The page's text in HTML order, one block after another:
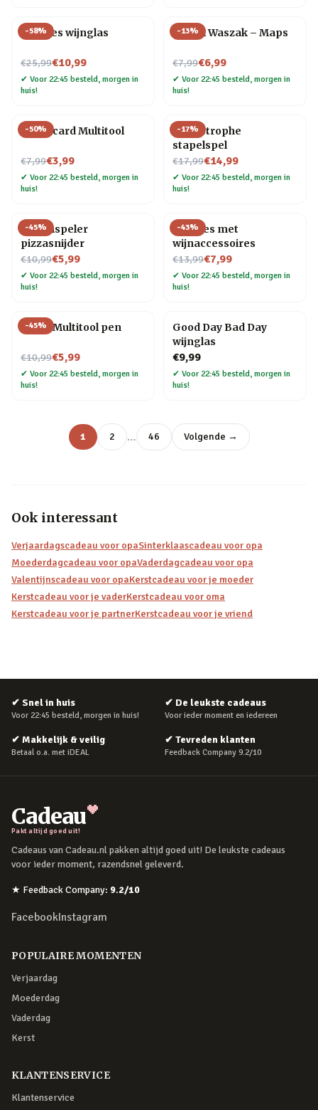
-58%
Wijnfles wijnglas
€25,99
Nu voor€10,99
✔ Voor 22:45 besteld, morgen in
huis!
-13%
Travel Waszak – Maps
€7,99
Nu voor€6,99
✔ Voor 22:45 besteld, morgen in
huis!
-50%
Creditcard Multitool
€7,99
Nu voor€3,99
✔ Voor 22:45 besteld, morgen in
huis!
-17%
Cat-astrophe
stapelspel
€17,99
Nu voor€14,99
✔ Voor 22:45 besteld, morgen in
huis!
-45%
Platenspeler
pizzasnijder
€10,99
Nu voor€5,99
✔ Voor 22:45 besteld, morgen in
huis!
-43%
Wijnfles met
wijnaccessoires
€13,99
Nu voor€7,99
✔ Voor 22:45 besteld, morgen in
huis!
-45%
6-in-1 Multitool pen
€10,99
Nu voor€5,99
✔ Voor 22:45 besteld, morgen in
huis!
Good Day Bad Day
wijnglas
€9,99
✔ Voor 22:45 besteld, morgen in
huis!
1 2 … 46 Volgende →
Ook interessant
Verjaardagscadeau voor opaSinterklaascadeau voor opa
Moederdagcadeau voor opaVaderdagcadeau voor opa
Valentijnscadeau voor opaKerstcadeau voor je moeder
Kerstcadeau voor je vaderKerstcadeau voor oma
Kerstcadeau voor je partnerKerstcadeau voor je vriend
✔ Snel in huis
Voor 22:45 besteld, morgen in huis!
✔ De leukste cadeaus
Voor ieder moment en iedereen
✔ Makkelijk & veilig
Betaal o.a. met iDEAL
✔ Tevreden klanten
Feedback Company 9.2/10
Cadeau
Pakt altijd goed uit!
Cadeaus van Cadeau.nl pakken altijd goed uit! De leukste cadeaus
voor ieder moment, razendsnel geleverd.
★ Feedback Company: 9.2/10
FacebookInstagram
POPULAIRE MOMENTEN
Verjaardag
Moederdag
Vaderdag
Kerst
KLANTENSERVICE
Klantenservice